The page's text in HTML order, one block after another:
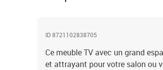
ID 8721102838705
Ce meuble TV avec un grand
et attrayant pour votre salon ou